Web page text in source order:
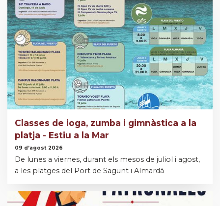
Classes de ioga, zumba i gimnàstica a la
platja - Estiu a la Mar
09 d’agost 2026
De lunes a viernes, durant els mesos de juliol i agost,
a les platges del Port de Sagunt i Almardà